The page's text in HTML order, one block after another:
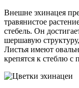
Внешне эхинацея
травянистое
стебель. Он
шершавую
Листья имеют
крепятся к стеблю